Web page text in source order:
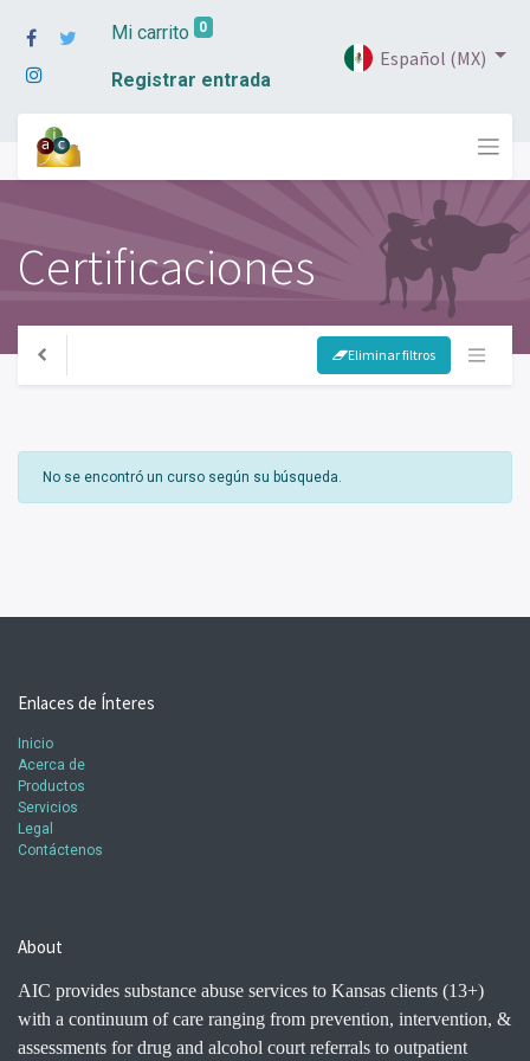
Mi carrito 0
Registrar entrada
Español (MX)
Certificaciones
Eliminar filtros
No se encontró un curso según su búsqueda.
Enlaces de Ínteres
Inicio
Acerca de
Productos
Servicios
Legal
Contáctenos
About
AIC provides substance abuse services to Kansas clients (13+)
with a continuum of care ranging from prevention, intervention, &
assessments for drug and alcohol court referrals to outpatient